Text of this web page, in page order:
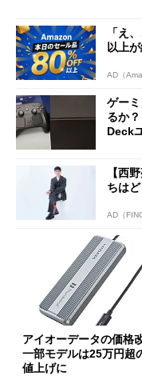
「え
以上
AD（
ゲー
るか
Deck
【西
ちはど
AD（
アイオーデータの価格
一部モデルは25万円超
値上げに